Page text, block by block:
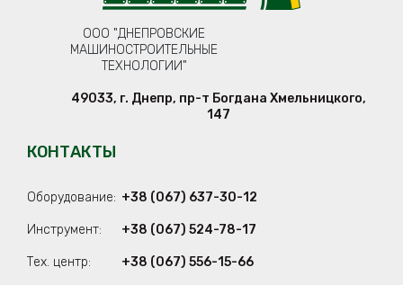
ООО "ДНЕПРОВСКИЕ
МАШИНОСТРОИТЕЛЬНЫЕ
ТЕХНОЛОГИИ"
49033, г. Днепр, пр-т Богдана Хмельницкого,
147
КОНТАКТЫ
Оборудование: +38 (067) 637-30-12
Инструмент: +38 (067) 524-78-17
Тех. центр: +38 (067) 556-15-66